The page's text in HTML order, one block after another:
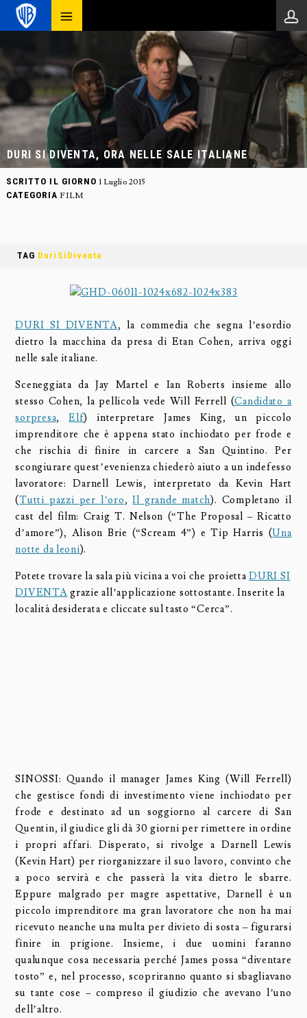
DURI SI DIVENTA, ORA NELLE SALE ITALIANE
SCRITTO IL GIORNO 1 Luglio 2015
CATEGORIA FILM
TAG DuriSiDiventa
DURI SI DIVENTA, la commedia che segna l’esordio
dietro la macchina da presa di Etan Cohen, arriva oggi
nelle sale italiane.
Sceneggiata da Jay Martel e Ian Roberts insieme allo
stesso Cohen, la pellicola vede Will Ferrell (Candidato a
sorpresa,Elf) interpretare James King, un piccolo
imprenditore che è appena stato inchiodato per frode e
che rischia di finire in carcere a San Quintino. Per
scongiurare quest’evenienza chiederò aiuto a un indefesso
lavoratore: Darnell Lewis, interpretato da Kevin Hart
(Tutti pazzi per l’oro,Il grande match). Completano il
cast del film: Craig T. Nelson (“The Proposal – Ricatto
d’amore”), Alison Brie (“Scream 4”) e Tip Harris (Una
notte da leoni).
Potete trovare la sala più vicina a voi che proiettaDURI SI
DIVENTA grazie all’applicazione sottostante. Inserite la
località desiderata e cliccate sul tasto “Cerca”.
SINOSSI: Quando il manager James King (Will Ferrell)
che gestisce fondi di investimento viene inchiodato per
frode e destinato ad un soggiorno al carcere di San
Quentin, il giudice gli dà 30 giorni per rimettere in ordine
i propri affari. Disperato, si rivolge a Darnell Lewis
(Kevin Hart) per riorganizzare il suo lavoro, convinto che
a poco servirà e che passerà la vita dietro le sbarre.
Eppure malgrado per magre aspettative, Darnell è un
piccolo imprenditore ma gran lavoratore che non ha mai
ricevuto neanche una multa per divieto di sosta – figurarsi
finire in prigione. Insieme, i due uomini faranno
qualunque cosa necessaria perché James possa “diventare
tosto” e, nel processo, scopriranno quanto si sbagliavano
su tante cose – compreso il giudizio che avevano l’uno
dell’altro.